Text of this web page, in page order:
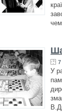
7
У